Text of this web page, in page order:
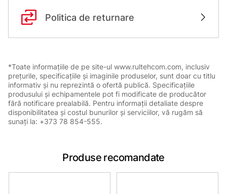
Politica de returnare
*Toate informațiile de pe site-ul www.rultehcom.com, inclusiv
prețurile, specificațiile și imaginile produselor, sunt doar cu titlu
informativ și nu reprezintă o ofertă publică. Specificațiile
produsului și echipamentele pot fi modificate de producător
fără notificare prealabilă. Pentru informații detaliate despre
disponibilitatea și costul bunurilor și serviciilor, vă rugăm să
sunați la: +373 78 854-555.
Produse recomandate